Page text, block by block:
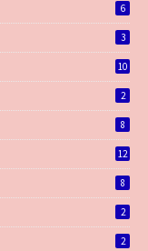
6
3
10
2
8
12
8
2
2